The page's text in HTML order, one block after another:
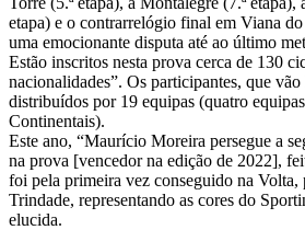
etapa) e o contrarrelógio final em Viana
uma emocionante disputa até ao último
Estão inscritos nesta prova cerca de 130
nacionalidades”. Os participantes, que
distribuídos por 19 equipas (quatro
Continentais).
Este ano, “Maurício Moreira persegue a
na prova [vencedor na edição de 2022],
foi pela primeira vez conseguido na
Trindade, representando as cores do
elucida.